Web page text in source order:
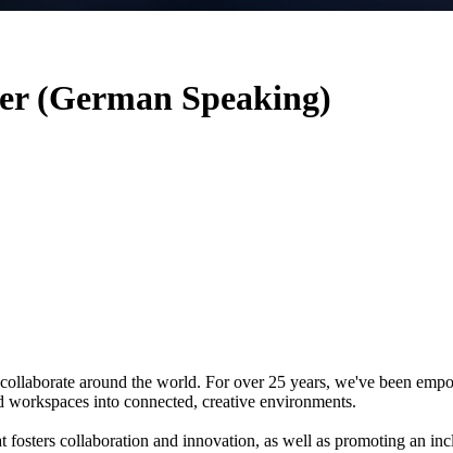
(German Speaking)
around the world. For over 25 years, we've been
into connected, creative environments.
collaboration and innovation, as well as promoting an